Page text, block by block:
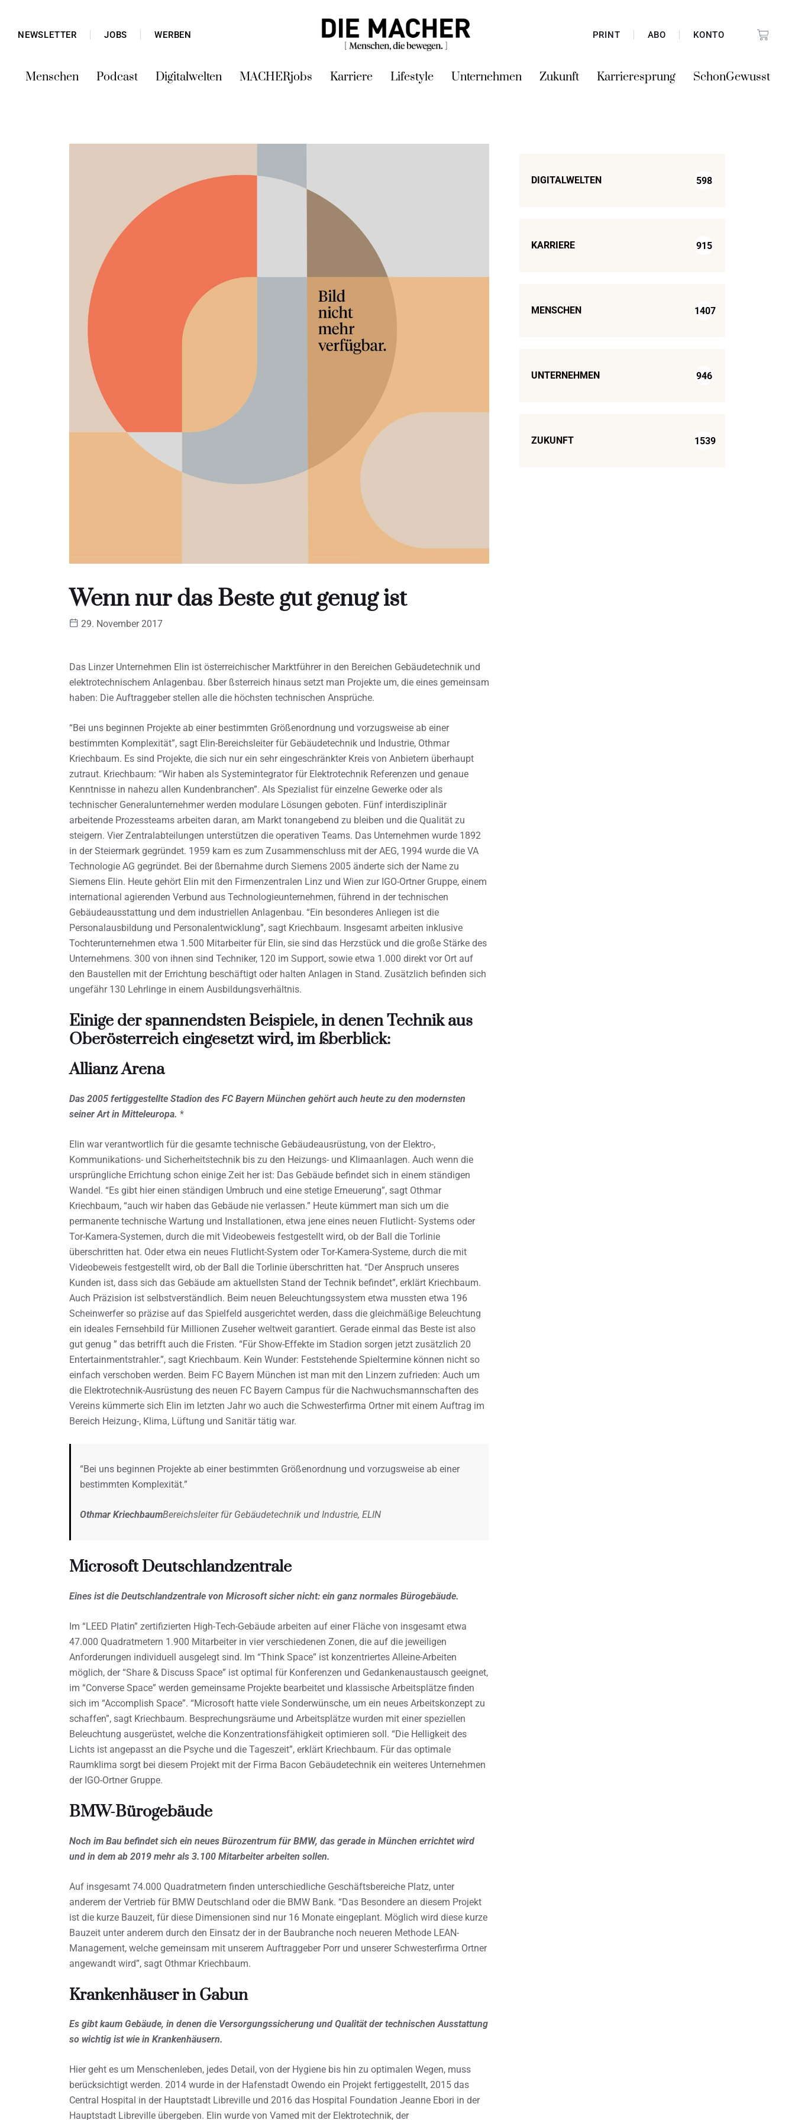
NEWSLETTER JOBS WERBEN PRINT ABO KONTO
Menschen Podcast Digitalwelten MACHERjobs Karriere Lifestyle Unternehmen Zukunft Karrieresprung SchonGewusst
Wenn nur das Beste gut genug ist
29. November 2017
Das Linzer Unternehmen Elin ist österreichischer Marktführer in den Bereichen Gebäudetechnik und
elektrotechnischem Anlagenbau. ßber ßsterreich hinaus setzt man Projekte um, die eines gemeinsam
haben: Die Auftraggeber stellen alle die höchsten technischen Ansprüche.
“Bei uns beginnen Projekte ab einer bestimmten Größenordnung und vorzugsweise ab einer
bestimmten Komplexität”, sagt Elin-Bereichsleiter für Gebäudetechnik und Industrie, Othmar
Kriechbaum. Es sind Projekte, die sich nur ein sehr eingeschränkter Kreis von Anbietern überhaupt
zutraut. Kriechbaum: “Wir haben als Systemintegrator für Elektrotechnik Referenzen und genaue
Kenntnisse in nahezu allen Kundenbranchen”. Als Spezialist für einzelne Gewerke oder als
technischer Generalunternehmer werden modulare Lösungen geboten. Fünf interdisziplinär
arbeitende Prozessteams arbeiten daran, am Markt tonangebend zu bleiben und die Qualität zu
steigern. Vier Zentralabteilungen unterstützen die operativen Teams. Das Unternehmen wurde 1892
in der Steiermark gegründet. 1959 kam es zum Zusammenschluss mit der AEG, 1994 wurde die VA
Technologie AG gegründet. Bei der ßbernahme durch Siemens 2005 änderte sich der Name zu
Siemens Elin. Heute gehört Elin mit den Firmenzentralen Linz und Wien zur IGO-Ortner Gruppe, einem
international agierenden Verbund aus Technologieunternehmen, führend in der technischen
Gebäudeausstattung und dem industriellen Anlagenbau. “Ein besonderes Anliegen ist die
Personalausbildung und Personalentwicklung”, sagt Kriechbaum. Insgesamt arbeiten inklusive
Tochterunternehmen etwa 1.500 Mitarbeiter für Elin, sie sind das Herzstück und die große Stärke des
Unternehmens. 300 von ihnen sind Techniker, 120 im Support, sowie etwa 1.000 direkt vor Ort auf
den Baustellen mit der Errichtung beschäftigt oder halten Anlagen in Stand. Zusätzlich befinden sich
ungefähr 130 Lehrlinge in einem Ausbildungsverhältnis.
Einige der spannendsten Beispiele, in denen Technik aus
Oberösterreich eingesetzt wird, im ßberblick:
Allianz Arena
Das 2005 fertiggestellte Stadion des FC Bayern München gehört auch heute zu den modernsten
seiner Art in Mitteleuropa. *
Elin war verantwortlich für die gesamte technische Gebäudeausrüstung, von der Elektro-,
Kommunikations- und Sicherheitstechnik bis zu den Heizungs- und Klimaanlagen. Auch wenn die
ursprüngliche Errichtung schon einige Zeit her ist: Das Gebäude befindet sich in einem ständigen
Wandel. “Es gibt hier einen ständigen Umbruch und eine stetige Erneuerung”, sagt Othmar
Kriechbaum, “auch wir haben das Gebäude nie verlassen.” Heute kümmert man sich um die
permanente technische Wartung und Installationen, etwa jene eines neuen Flutlicht- Systems oder
Tor-Kamera-Systemen, durch die mit Videobeweis festgestellt wird, ob der Ball die Torlinie
überschritten hat. Oder etwa ein neues Flutlicht-System oder Tor-Kamera-Systeme, durch die mit
Videobeweis festgestellt wird, ob der Ball die Torlinie überschritten hat. “Der Anspruch unseres
Kunden ist, dass sich das Gebäude am aktuellsten Stand der Technik befindet”, erklärt Kriechbaum.
Auch Präzision ist selbstverständlich. Beim neuen Beleuchtungssystem etwa mussten etwa 196
Scheinwerfer so präzise auf das Spielfeld ausgerichtet werden, dass die gleichmäßige Beleuchtung
ein ideales Fernsehbild für Millionen Zuseher weltweit garantiert. Gerade einmal das Beste ist also
gut genug ” das betrifft auch die Fristen. “Für Show-Effekte im Stadion sorgen jetzt zusätzlich 20
Entertainmentstrahler.”, sagt Kriechbaum. Kein Wunder: Feststehende Spieltermine können nicht so
einfach verschoben werden. Beim FC Bayern München ist man mit den Linzern zufrieden: Auch um
die Elektrotechnik-Ausrüstung des neuen FC Bayern Campus für die Nachwuchsmannschaften des
Vereins kümmerte sich Elin im letzten Jahr wo auch die Schwesterfirma Ortner mit einem Auftrag im
Bereich Heizung-, Klima, Lüftung und Sanitär tätig war.
“Bei uns beginnen Projekte ab einer bestimmten Größenordnung und vorzugsweise ab einer
bestimmten Komplexität.”
Othmar KriechbaumBereichsleiter für Gebäudetechnik und Industrie, ELIN
Microsoft Deutschlandzentrale
Eines ist die Deutschlandzentrale von Microsoft sicher nicht: ein ganz normales Bürogebäude.
Im “LEED Platin” zertifizierten High-Tech-Gebäude arbeiten auf einer Fläche von insgesamt etwa
47.000 Quadratmetern 1.900 Mitarbeiter in vier verschiedenen Zonen, die auf die jeweiligen
Anforderungen individuell ausgelegt sind. Im “Think Space” ist konzentriertes Alleine-Arbeiten
möglich, der “Share & Discuss Space” ist optimal für Konferenzen und Gedankenaustausch geeignet,
im “Converse Space” werden gemeinsame Projekte bearbeitet und klassische Arbeitsplätze finden
sich im “Accomplish Space”. “Microsoft hatte viele Sonderwünsche, um ein neues Arbeitskonzept zu
schaffen”, sagt Kriechbaum. Besprechungsräume und Arbeitsplätze wurden mit einer speziellen
Beleuchtung ausgerüstet, welche die Konzentrationsfähigkeit optimieren soll. “Die Helligkeit des
Lichts ist angepasst an die Psyche und die Tageszeit”, erklärt Kriechbaum. Für das optimale
Raumklima sorgt bei diesem Projekt mit der Firma Bacon Gebäudetechnik ein weiteres Unternehmen
der IGO-Ortner Gruppe.
BMW-Bürogebäude
Noch im Bau befindet sich ein neues Bürozentrum für BMW, das gerade in München errichtet wird
und in dem ab 2019 mehr als 3.100 Mitarbeiter arbeiten sollen.
Auf insgesamt 74.000 Quadratmetern finden unterschiedliche Geschäftsbereiche Platz, unter
anderem der Vertrieb für BMW Deutschland oder die BMW Bank. “Das Besondere an diesem Projekt
ist die kurze Bauzeit, für diese Dimensionen sind nur 16 Monate eingeplant. Möglich wird diese kurze
Bauzeit unter anderem durch den Einsatz der in der Baubranche noch neueren Methode LEAN-
Management, welche gemeinsam mit unserem Auftraggeber Porr und unserer Schwesterfirma Ortner
angewandt wird”, sagt Othmar Kriechbaum.
Krankenhäuser in Gabun
Es gibt kaum Gebäude, in denen die Versorgungssicherung und Qualität der technischen Ausstattung
so wichtig ist wie in Krankenhäusern.
Hier geht es um Menschenleben, jedes Detail, von der Hygiene bis hin zu optimalen Wegen, muss
berücksichtigt werden. 2014 wurde in der Hafenstadt Owendo ein Projekt fertiggestellt, 2015 das
Central Hospital in der Hauptstadt Libreville und 2016 das Hospital Foundation Jeanne Ebori in der
Hauptstadt Libreville übergeben. Elin wurde von Vamed mit der Elektrotechnik, der
DIGITALWELTEN 598
KARRIERE 915
MENSCHEN 1407
UNTERNEHMEN 946
ZUKUNFT 1539